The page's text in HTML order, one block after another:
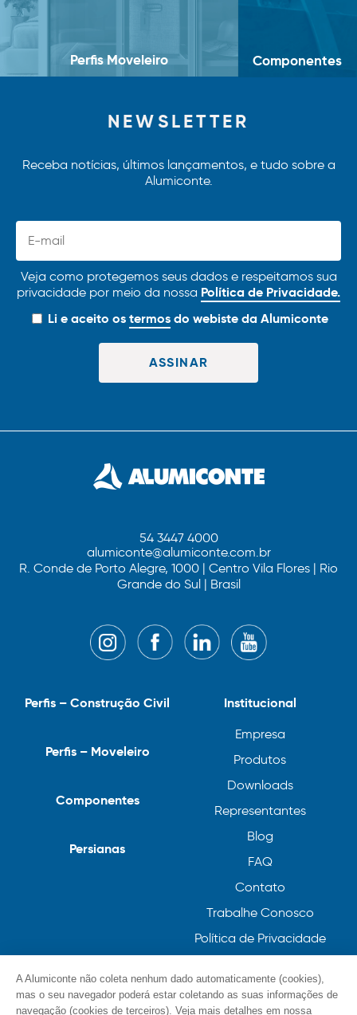
Componentes
Perfis Moveleiro
NEWSLETTER
Receba notícias, últimos lançamentos, e tudo sobre a
Alumiconte.
Veja como protegemos seus dados e respeitamos sua
privacidade por meio da nossa Política de Privacidade.
Li e aceito ostermosdo webiste da Alumiconte
54 3447 4000
alumiconte@alumiconte.com.br
R. Conde de Porto Alegre, 1000 | Centro Vila Flores | Rio
Grande do Sul | Brasil
Institucional
Empresa
Produtos
Downloads
Representantes
Blog
FAQ
Contato
Trabalhe Conosco
Política de Privacidade
Perfis – Construção Civil
Perfis – Moveleiro
Componentes
Persianas
A Alumiconte não coleta nenhum dado automaticamente (cookies),
mas o seu navegador poderá estar coletando as suas informações de
navegação (cookies de terceiros). Veja mais detalhes em nossa